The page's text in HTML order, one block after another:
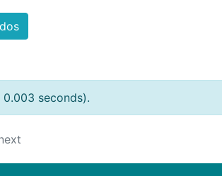
0.003 seconds).